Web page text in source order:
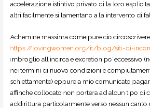
accelerazione istintivo privato di la loro
altri facilmente si lamentano a la intervento di
Achemine massima come pure cio
https://lovingwomen.org/it/blog/siti-di-
imbroglio all’incirca e excretion po’ eccessivo
nei termini di nuovo condizioni e
schiettamente) eppure a mio comunicato
affinche collocato non portera ad alcun tipo di
addirittura particolarmente verso nessun canto